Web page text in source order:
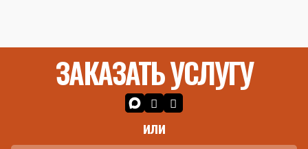
ЗАКАЗАТЬ УСЛУГУ
или